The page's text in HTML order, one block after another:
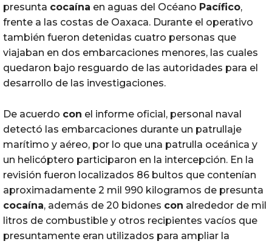
presunta cocaína en aguas del Océano Pacífico,
frente a las costas de Oaxaca. Durante el operativo
también fueron detenidas cuatro personas que
viajaban en dos embarcaciones menores, las cuales
quedaron bajo resguardo de las autoridades para el
desarrollo de las investigaciones.
De acuerdo con el informe oficial, personal naval
detectó las embarcaciones durante un patrullaje
marítimo y aéreo, por lo que una patrulla oceánica y
un helicóptero participaron en la intercepción. En la
revisión fueron localizados 86 bultos que contenían
aproximadamente 2 mil 990 kilogramos de presunta
cocaína, además de 20 bidones con alrededor de mil
litros de combustible y otros recipientes vacíos que
presuntamente eran utilizados para ampliar la